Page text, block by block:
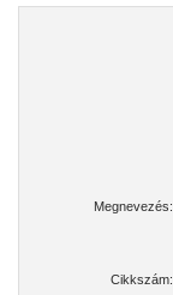
Megnevezés:
Cikkszám: